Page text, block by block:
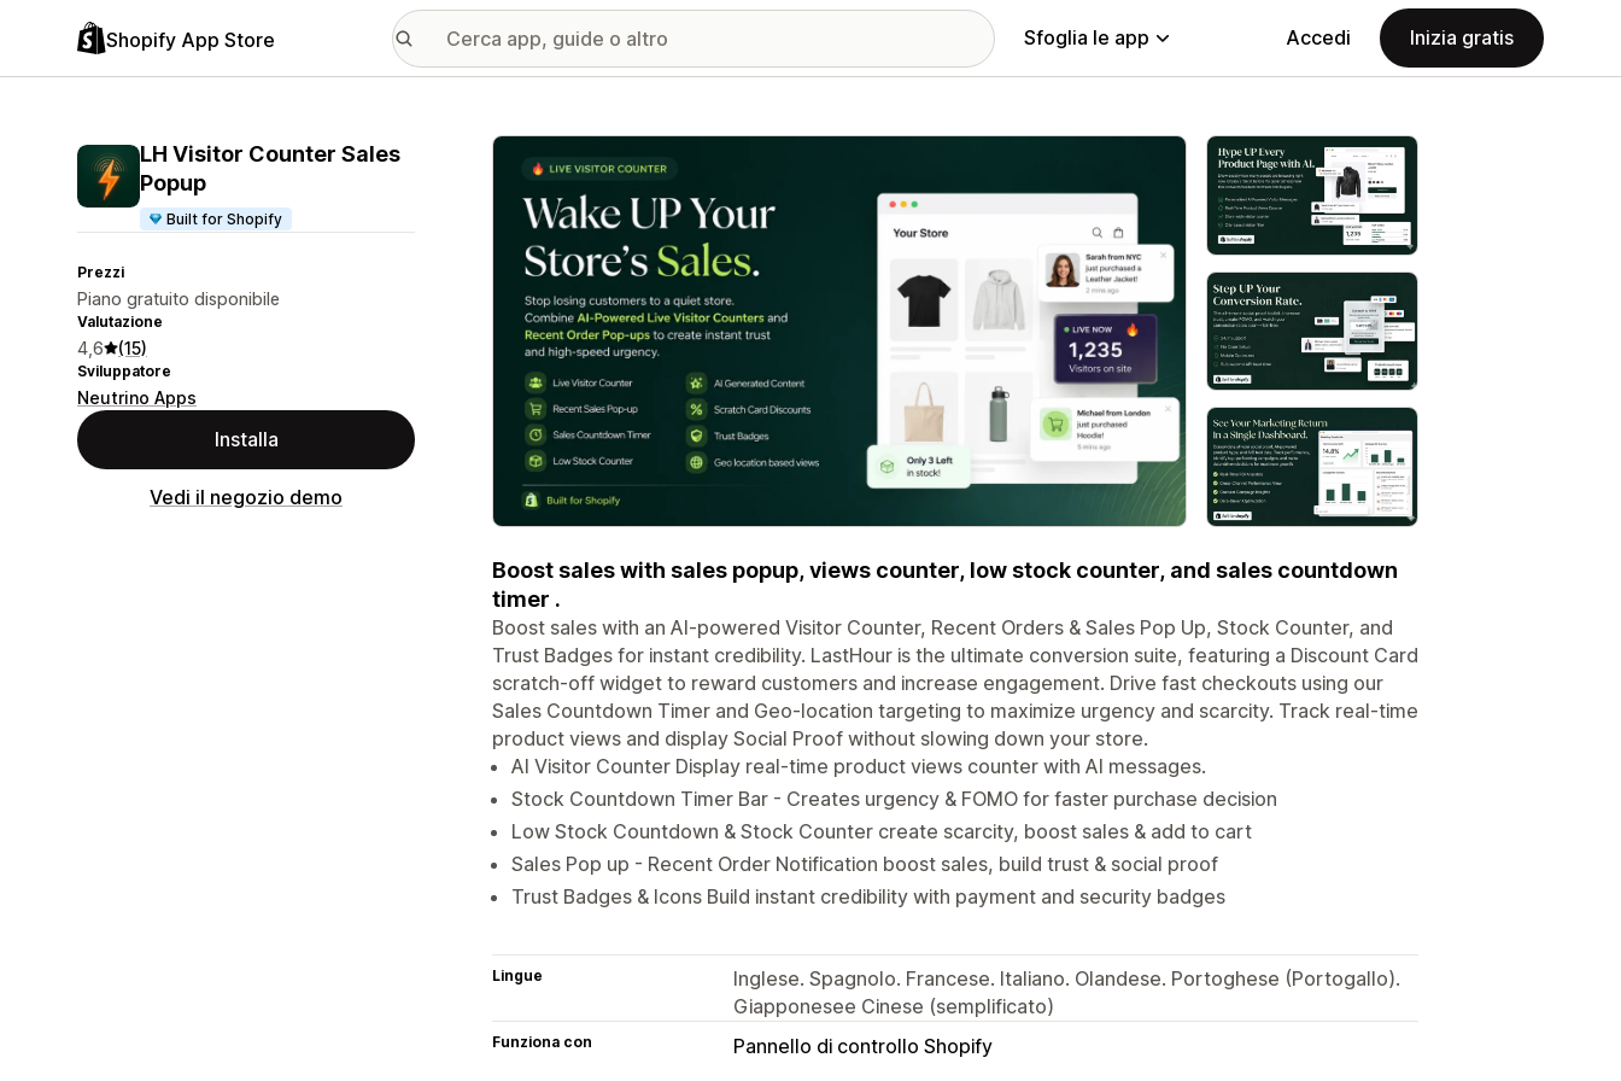
Shopify App Store Sfoglia le app Accedi Inizia gratis
LH Visitor Counter Sales
Popup
Built for Shopify
Prezzi
Piano gratuito disponibile
Valutazione
4,6 (15)
Sviluppatore
Neutrino Apps
Installa
Vedi il negozio demo
Galleria immagini in evidenza
Boost sales with sales popup, views counter, low stock counter, and sales countdown
timer .
Boost sales with an AI-powered Visitor Counter, Recent Orders & Sales Pop Up, Stock Counter, and
Trust Badges for instant credibility. LastHour is the ultimate conversion suite, featuring a Discount Card
scratch-off widget to reward customers and increase engagement. Drive fast checkouts using our
Sales Countdown Timer and Geo-location targeting to maximize urgency and scarcity. Track real-time
product views and display Social Proof without slowing down your store.
AI Visitor Counter Display real-time product views counter with AI messages.
Stock Countdown Timer Bar - Creates urgency & FOMO for faster purchase decision
Low Stock Countdown & Stock Counter create scarcity, boost sales & add to cart
Sales Pop up - Recent Order Notification boost sales, build trust & social proof
Trust Badges & Icons Build instant credibility with payment and security badges
Lingue
Inglese. Spagnolo. Francese. Italiano. Olandese. Portoghese (Portogallo).
Giapponesee Cinese (semplificato)
Funziona con Pannello di controllo Shopify